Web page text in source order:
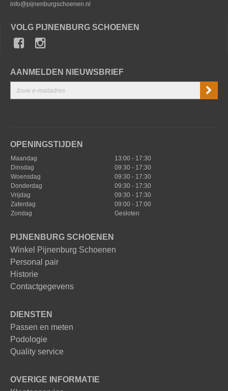
info@pijnenburgschoenen.nl
VOLG PIJNENBURG SCHOENEN
AANMELDEN NIEUWSBRIEF
OPENINGSTIJDEN
Maandag
13:00 - 17:30
Dinsdag
09:30 - 17:30
Woensdag
09:30 - 17:30
Donderdag
09:30 - 17:30
Vrijdag
09:30 - 17:30
Zaterdag
09:00 - 17:00
Zondag
Gesloten
PIJNENBURG SCHOENEN
Winkel Pijnenburg Schoenen
Personal pair
Historie
Contactgegevens
DIENSTEN
Passen en meten
Podologie
Quality service
OVERIGE INFORMATIE